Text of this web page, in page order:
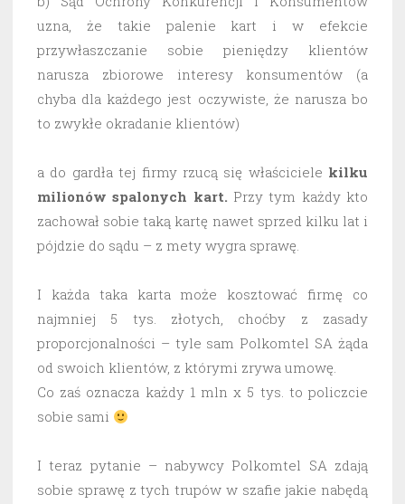
uzna, że takie palenie kart i w efekcie
przywłaszczanie sobie pieniędzy klientów
narusza zbiorowe interesy konsumentów (a
chyba dla każdego jest oczywiste, że narusza bo
to zwykłe okradanie klientów)
a do gardła tej firmy rzucą się właściciele kilku
milionów spalonych kart. Przy tym każdy kto
zachował sobie taką kartę nawet sprzed kilku lat i
pójdzie do sądu – z mety wygra sprawę.
I każda taka karta może kosztować firmę co
najmniej 5 tys. złotych, choćby z zasady
proporcjonalności – tyle sam Polkomtel SA żąda
od swoich klientów, z którymi zrywa umowę.
Co zaś oznacza każdy 1 mln x 5 tys. to policzcie
sobie sami
I teraz pytanie – nabywcy Polkomtel SA zdają
sobie sprawę z tych trupów w szafie jakie nabędą